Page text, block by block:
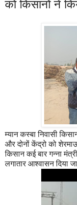
को किसानों ने
म्यान कस्बा निवासी
और दोनों केंद्रो को
किसान कई बार गन्ना
लगातार आश्वासन दिया